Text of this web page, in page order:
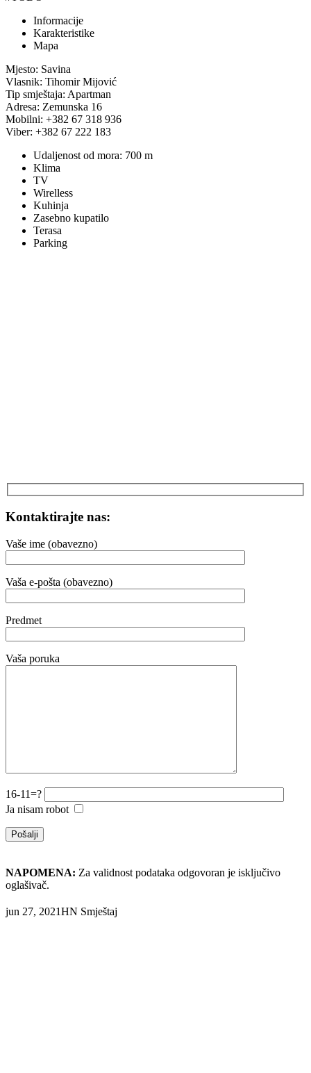
Informacije
Karakteristike
Mapa
Mjesto: Savina
Vlasnik: Tihomir Mijović
Tip smještaja: Apartman
Adresa: Zemunska 16
Mobilni: +382 67 318 936
Viber: +382 67 222 183
Udaljenost od mora: 700 m
Klima
TV
Wirelless
Kuhinja
Zasebno kupatilo
Terasa
Parking
Kontaktirajte nas:
Vaše ime (obavezno)
Vaša e-pošta (obavezno)
Predmet
Vaša poruka
16-11=?
Ja nisam robot
NAPOMENA: Za validnost podataka odgovoran je isključivo
oglašivač.
jun 27, 2021HN Smještaj